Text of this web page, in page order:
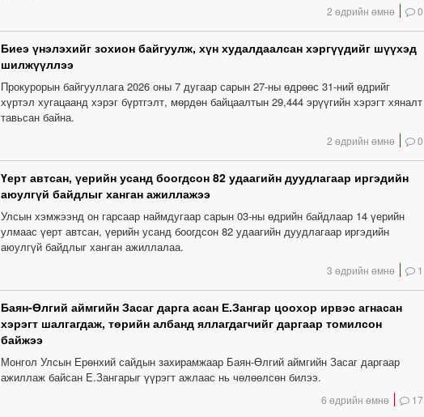
2 өдрийн өмнө 0
Биеэ үнэлэхийг зохион байгуулж, хүн худалдаалсан хэргүүдийг шүүхэд
шилжүүллээ
Прокурорын байгууллага 2026 оны 7 дугаар сарын 27-ны өдрөөс 31-ний өдрийг
хүртэл хугацаанд хэрэг бүртгэлт, мөрдөн байцаалтын 29,444 эрүүгийн хэрэгт хяналт
тавьсан байна.
2 өдрийн өмнө 0
Үерт автсан, үерийн усанд боогдсон 82 удаагийн дуудлагаар иргэдийн
аюулгүй байдлыг ханган ажиллажээ
Улсын хэмжээнд он гарсаар наймдугаар сарын 03-ны өдрийн байдлаар 14 үерийн
улмаас үерт автсан, үерийн усанд боогдсон 82 удаагийн дуудлагаар иргэдийн
аюулгүй байдлыг ханган ажиллалаа.
3 өдрийн өмнө 1
Баян-Өлгий аймгийн Засаг дарга асан Е.Зангар цоохор ирвэс агнасан
хэрэгт шалгагдаж, төрийн албанд яллагдагчийг даргаар томилсон
байжээ
Монгол Улсын Ерөнхий сайдын захирамжаар Баян-Өлгий аймгийн Засаг даргаар
ажиллаж байсан Е.Зангарыг үүрэгт ажлаас нь чөлөөлсөн билээ.
6 өдрийн өмнө 17